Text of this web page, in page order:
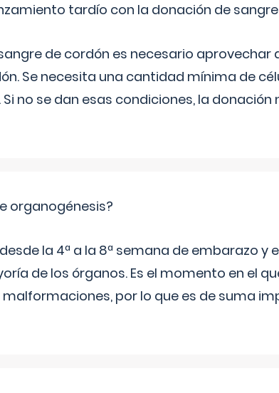
tardío con la donación de
de cordón es necesario aprovechar
Se necesita una cantidad mínima de
no se dan esas condiciones, la donación
organogénesis?
la 4ª a la 8ª semana de embarazo y
de los órganos. Es el momento en el
por lo que es de suma